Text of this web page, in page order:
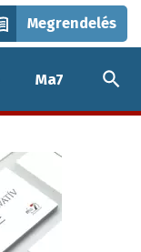
Megrendelés
Ma7